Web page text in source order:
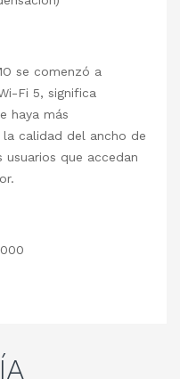
se comenzó a
Fi 5, significa
haya más
calidad del ancho de
usuarios que accedan